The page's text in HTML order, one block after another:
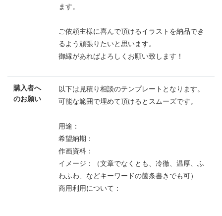
ます。
ご依頼主様に喜んで頂けるイラストを納品でき
るよう頑張りたいと思います。
御縁があればよろしくお願い致します！
購入者へ
のお願い
以下は見積り相談のテンプレートとなります。
可能な範囲で埋めて頂けるとスムーズです。
用途：
希望納期：
作画資料：
イメージ：（文章でなくとも、冷徹、温厚、ふ
わふわ、などキーワードの箇条書きでも可）
商用利用について：